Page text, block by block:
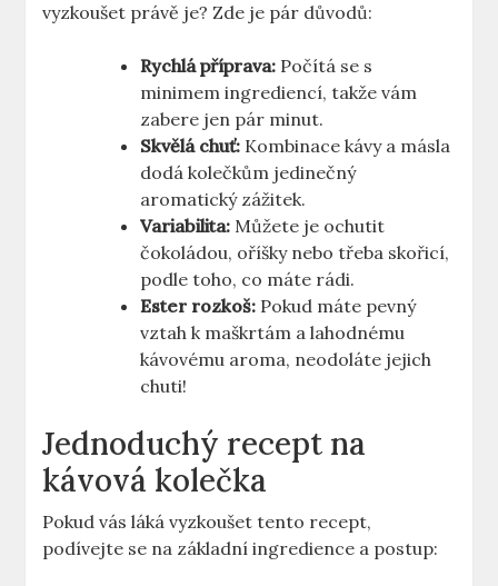
vyzkoušet právě je? Zde je pár důvodů:
Rychlá příprava: Počítá se s
minimem ingrediencí, takže vám
zabere jen pár minut.
Skvělá chuť: Kombinace kávy a másla
dodá kolečkům jedinečný
aromatický zážitek.
Variabilita: Můžete je ochutit
čokoládou, oříšky nebo třeba skořicí,
podle toho, co máte rádi.
Ester rozkoš: Pokud máte pevný
vztah k maškrtám a lahodnému
kávovému aroma, neodoláte jejich
chuti!
Jednoduchý recept na
kávová kolečka
Pokud vás láká vyzkoušet tento recept,
podívejte se na základní ingredience a postup: